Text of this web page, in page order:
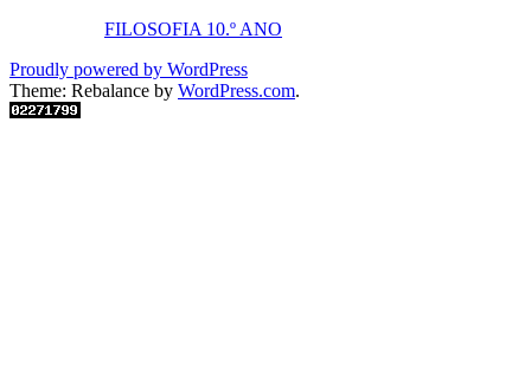
FILOSOFIA 10.º ANO
Proudly powered by WordPress
Theme: Rebalance by WordPress.com.